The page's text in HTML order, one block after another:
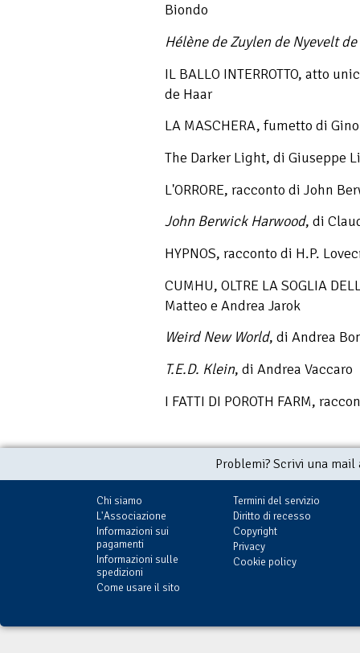
Biondo
Hélène de Zuylen de Nyevelt de
IL BALLO INTERROTTO, atto
de Haar
LA MASCHERA, fumetto di
The Darker Light, di Giuseppe
L'ORRORE, racconto di John
John Berwick Harwood, di
HYPNOS, racconto di H.P.
CUMHU, OLTRE LA SOGLIA
Matteo e Andrea Jarok
Weird New World, di Andrea
T.E.D. Klein, di Andrea Vaccaro
I FATTI DI POROTH FARM,
Problemi? Scrivi una
Chi siamo
L'Associazione
Informazioni sui
pagamenti
Informazioni sulle
spedizioni
Come usare il sito
Termini del servizio
Diritto di recesso
Copyright
Privacy
Cookie policy